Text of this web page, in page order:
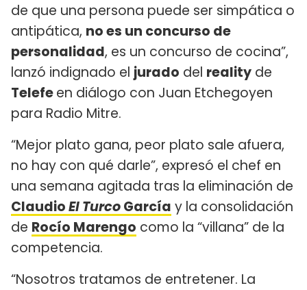
de que una persona puede ser simpática o
antipática, no es un concurso de
personalidad, es un concurso de cocina”,
lanzó indignado el jurado del reality de
Telefeen diálogo con Juan Etchegoyen
para Radio Mitre.
“Mejor plato gana, peor plato sale afuera,
no hay con qué darle”, expresó el chef en
una semana agitada tras la eliminación de
ClaudioEl TurcoGarcía y la consolidación
de Rocío Marengo como la “villana” de la
competencia.
“Nosotros tratamos de entretener. La